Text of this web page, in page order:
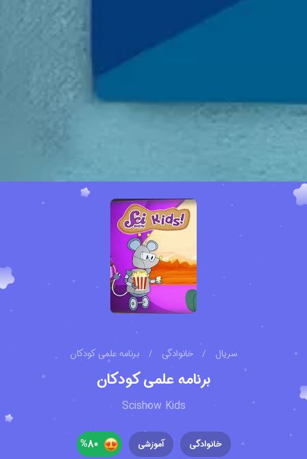
سریال / خانوادگی / برنامه علمی کودکان
برنامه علمی کودکان
Scishow Kids
خانوادگی آموزشی 80
%